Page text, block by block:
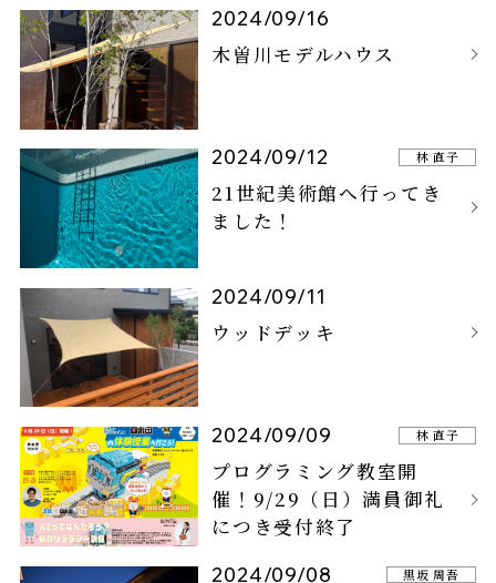
2024/09/16
木曽川モデルハウス
2024/09/12
21世紀美術館へ行ってき
ました！
林 直子
2024/09/11
ウッドデッキ
2024/09/09
プログラミング教室開
催！9/29（日）満員御礼
につき受付終了
林 直子
2024/09/08 黒坂 周吾